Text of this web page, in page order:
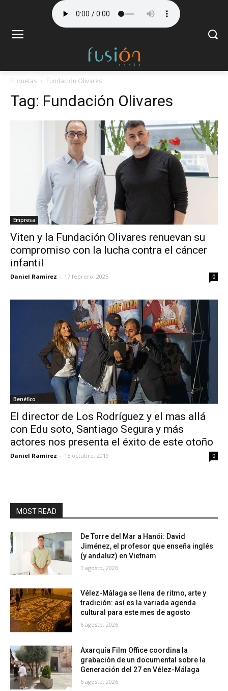
Etiquetas Fundación Olivares
Tag: Fundación Olivares
Empresa
Viten y la Fundación Olivares renuevan su
compromiso con la lucha contra el cáncer
infantil
Daniel Ramírez - 17 febrero, 2025 0
Benéfico
El director de Los Rodríguez y el mas allá
con Edu soto, Santiago Segura y más
actores nos presenta el éxito de este otoño
Daniel Ramírez - 15 octubre, 2019 0
MOST READ
De Torre del Mar a Hanói: David
Jiménez, el profesor que enseña inglés
(y andaluz) en Vietnam
7 agosto, 2026
Vélez-Málaga se llena de ritmo, arte y
tradición: así es la variada agenda
cultural para este mes de agosto
6 agosto, 2026
Axarquía Film Office coordina la
grabación de un documental sobre la
Generación del 27 en Vélez-Málaga
6 agosto, 2026